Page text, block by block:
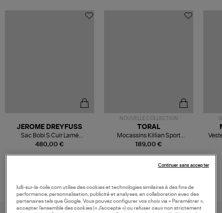
480,00 €
JEROME DREYFUSS
Sac Bobi S Cuir Lamé
Champagne
NOUVELLE COLLECTION
189,00 €
TORAL
Mocassins Killian Sport
Mousse
lulli-sur-la-toile.com utilise des cookies et technologies similaires à des fins de
performance, personnalisation, publicité et analyses, en collaboration avec des
partenaires tels que Google. Vous pouvez configurer vos choix via « Paramétrer »,
accepter l’ensemble des cookies (« J’accepte ») ou refuser ceux non strictement
Continuer sans accepter